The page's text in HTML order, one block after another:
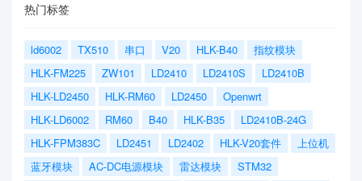
热门标签
ld6002 TX510 串口 V20 HLK-B40
指纹模块
HLK-FM225
ZW101 LD2410 LD2410S
LD2410B
HLK-LD2450
HLK-RM60 LD2450
Openwrt
HLK-LD6002
RM60 B40 HLK-B35
LD2410B-24G
HLK-FPM383C
LD2451 LD2402 HLK-V20套件
上位机
蓝牙模块
AC-DC电源模块 雷达模块
STM32